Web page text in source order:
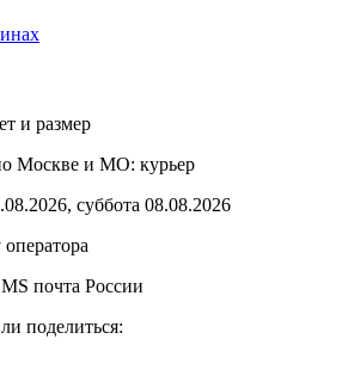
и размер
Москве и МО: курьер
суббота 08.08.2026
почта России
поделиться: